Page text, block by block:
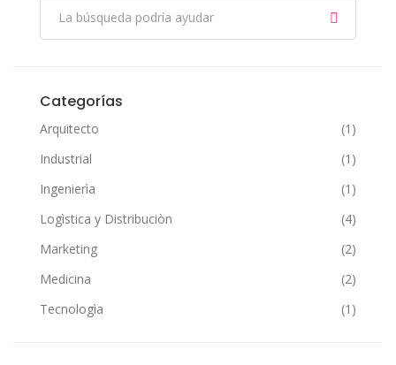
Categorías
Arquitecto
(1)
Industrial
(1)
Ingenierìa
(1)
Logìstica y Distribuciòn
(4)
Marketing
(2)
Medicina
(2)
Tecnologìa
(1)